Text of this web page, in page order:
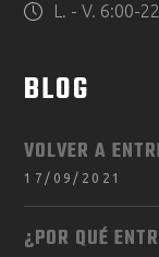
L. - V. 6:00-
BLOG
VOLVER A
17/09/2021
¿POR QUÉ